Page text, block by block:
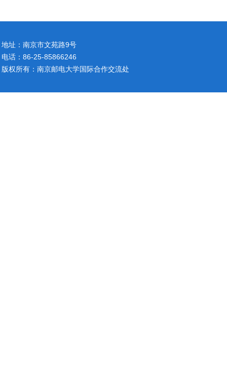
地址：南京市文苑路9号
电话：86-25-85866246
版权所有：南京邮电大学国际合作交流处